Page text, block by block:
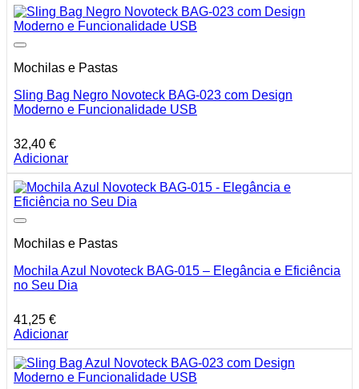
Mochilas e Pastas
Sling Bag Negro Novoteck BAG-023 com Design
Moderno e Funcionalidade USB
32,40 €
Adicionar
Mochilas e Pastas
Mochila Azul Novoteck BAG-015 – Elegância e Eficiência
no Seu Dia
41,25 €
Adicionar